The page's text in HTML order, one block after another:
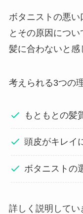
ボタニストの悪
とその原因につ
髪に合わないと感
考えられる3つの
もともとの髪
頭皮がキレイ
ボタニストの
詳しく説明してい